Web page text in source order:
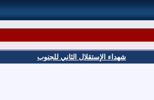
شهداء الإستقلال الثاني للجنوب